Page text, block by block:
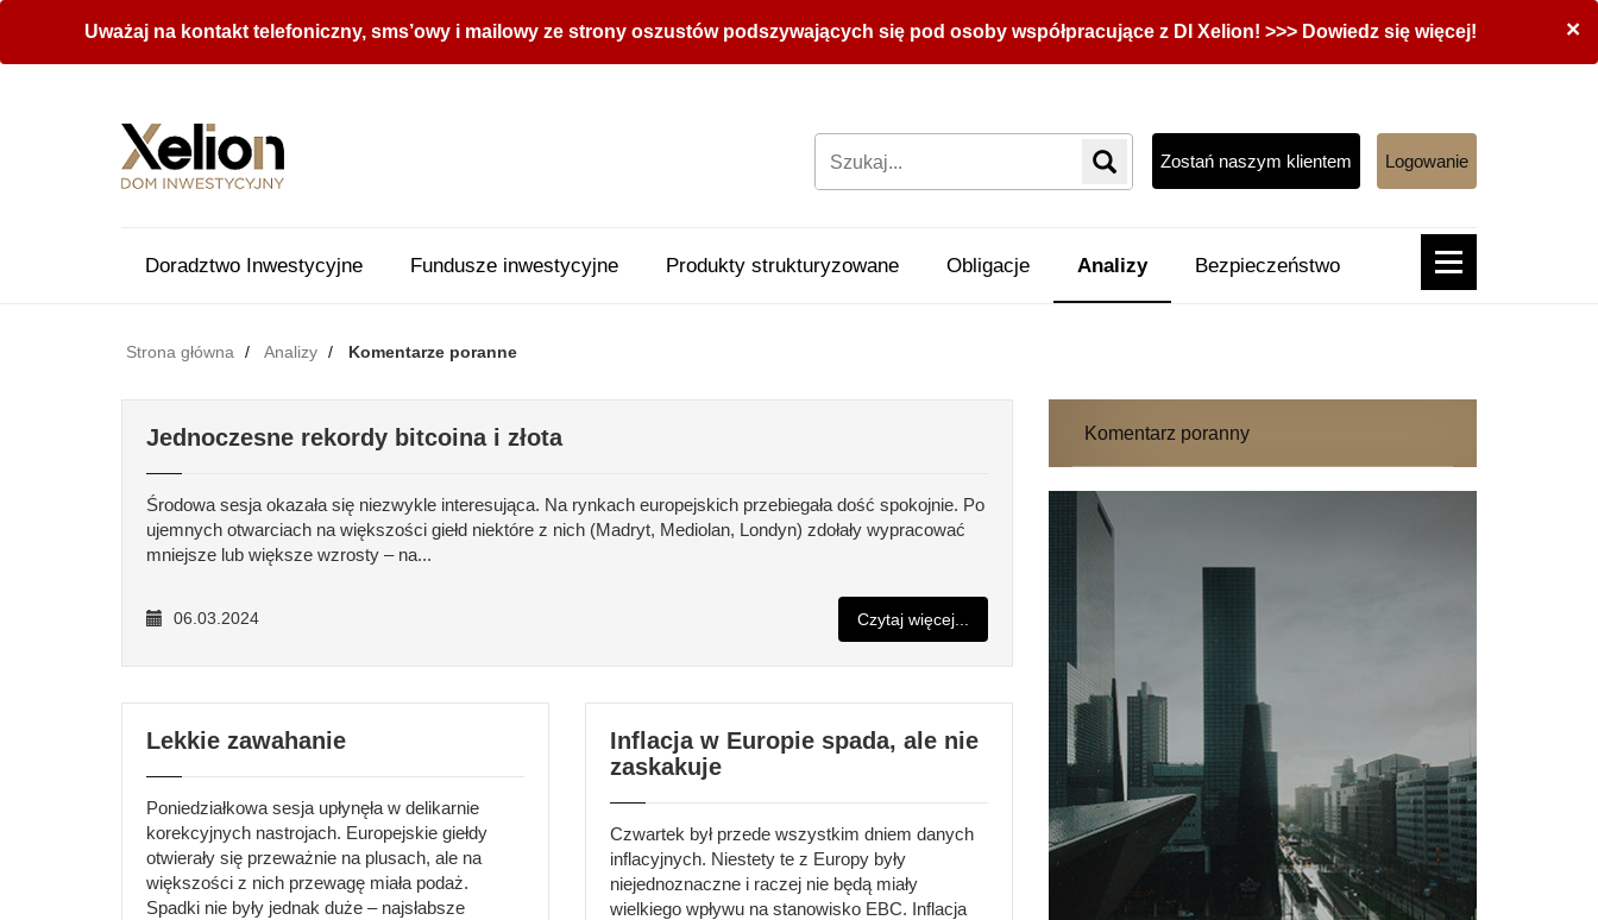
×
Uważaj na kontakt telefoniczny, sms’owy i mailowy ze strony oszustów podszywających się pod osoby współpracujące z DI Xelion! >>> Dowiedz się więcej!
Zostań naszym klientem Logowanie
Doradztwo Inwestycyjne Fundusze inwestycyjne Produkty strukturyzowane Obligacje Analizy Bezpieczeństwo
Strona główna Analizy Komentarze poranne
Jednoczesne rekordy bitcoina i złota
Środowa sesja okazała się niezwykle interesująca. Na rynkach europejskich przebiegała dość spokojnie. Po
ujemnych otwarciach na większości giełd niektóre z nich (Madryt, Mediolan, Londyn) zdołały wypracować
mniejsze lub większe wzrosty – na...
06.03.2024 Czytaj więcej...
Lekkie zawahanie
Poniedziałkowa sesja upłynęła w delikarnie
korekcyjnych nastrojach. Europejskie giełdy
otwierały się przeważnie na plusach, ale na
większości z nich przewagę miała podaż.
Spadki nie były jednak duże – najsłabsze
Inflacja w Europie spada, ale nie
zaskakuje
Czwartek był przede wszystkim dniem danych
inflacyjnych. Niestety te z Europy były
niejednoznaczne i raczej nie będą miały
wielkiego wpływu na stanowisko EBC. Inflacja
Komentarz poranny